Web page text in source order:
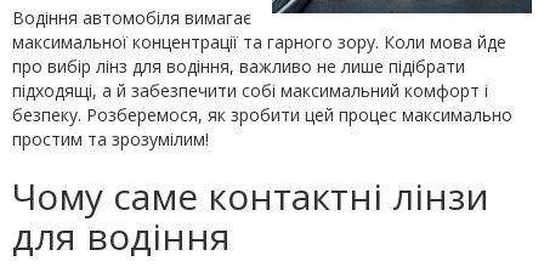
Водіння автомобіля вимагає
максимальної концентрації та гарного зору. Коли мова йде
про вибір лінз для водіння, важливо не лише підібрати
підходящі, а й забезпечити собі максимальний комфорт і
безпеку. Розберемося, як зробити цей процес максимально
простим та зрозумілим!
Чому саме контактні лінзи
для водіння